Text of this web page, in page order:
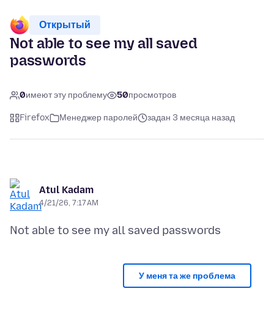
Открытый
Not able to see my all saved
passwords
0имеют эту проблему 50просмотров
Firefox Менеджер паролей задан 3 месяца назад
Atul Kadam
4/21/26, 7:17 AM
У меня та же проблема